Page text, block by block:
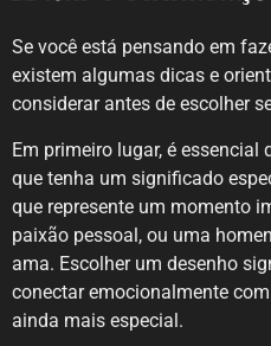
Se você está pensando em
existem algumas dicas e
considerar antes de escolher
Em primeiro lugar, é essencial
que tenha um significado
que represente um momento
paixão pessoal, ou uma
ama. Escolher um desenho
conectar emocionalmente
ainda mais especial.